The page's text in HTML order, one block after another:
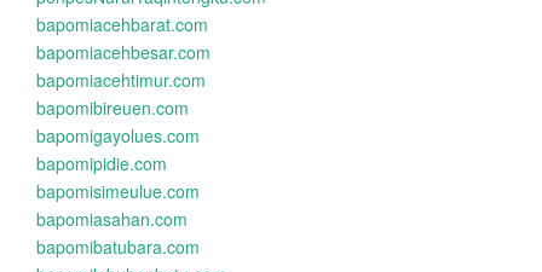
bapomiacehbarat.com
bapomiacehbesar.com
bapomiacehtimur.com
bapomibireuen.com
bapomigayolues.com
bapomipidie.com
bapomisimeulue.com
bapomiasahan.com
bapomibatubara.com